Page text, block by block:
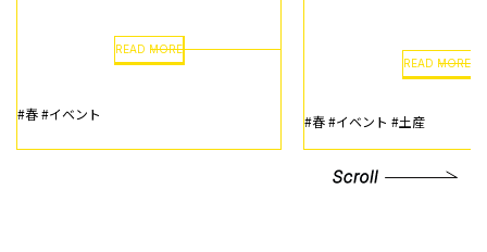
READ MORE
#春#イベント
READ MORE
#春#イベント #土産